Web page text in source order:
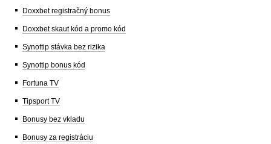
Doxxbet registračný bonus
Doxxbet skaut kód a promo kód
Synottip stávka bez rizika
Synottip bonus kód
Fortuna TV
Tipsport TV
Bonusy bez vkladu
Bonusy za registráciu